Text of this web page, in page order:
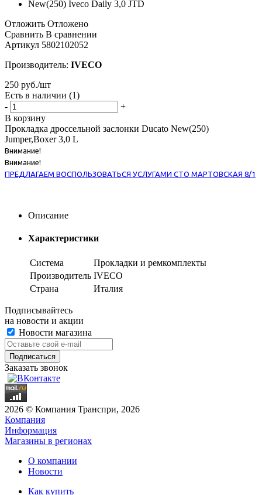
Отложить Отложено
Сравнить В сравнении
Артикул 5802102052
Производитель: IVECO
250 руб./шт
Есть в наличии (1)
-
+
В корзину
Прокладка дроссельной заслонки Ducato New(250)
Jumper,Boxer 3,0 L
Внимание!
Внимание!
ПРЕДЛАГАЕМ ВОСПОЛЬЗОВАТЬСЯ УСЛУГАМИ СТО МАРТОВСКАЯ 8/1
Описание
Характеристики
Система
Прокладки и ремкомплекты
Производитель IVECO
Страна
Италия
Подписывайтесь
на новости и акции
Новости магазина
Заказать звонок
2026 © Компания Транспри, 2026
Компания
Информация
Магазины в регионах
О компании
Новости
Как купить